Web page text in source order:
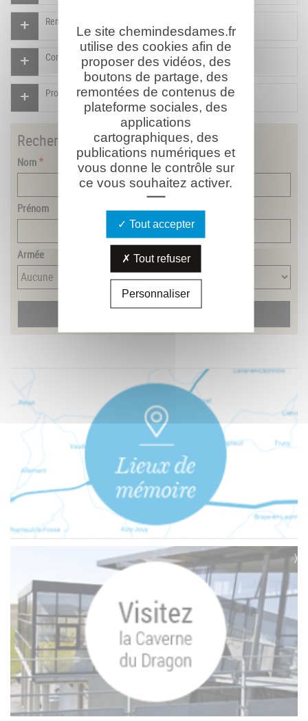
Rendre un hommage pour ce combattant
Compléter la fiche pour ce combattant
Proposer un document pour ce combattant
Rechercher un combattant
Nom
Prénom
Armée
Le site chemindesdames.fr
utilise des cookies afin de
proposer des vidéos, des
boutons de partage, des
remontées de contenus de
plateforme sociales, des
applications
cartographiques, des
publications numériques et
vous donne le contrôle sur
ce vous souhaitez activer.
Tout accepter
Tout refuser
Personnaliser